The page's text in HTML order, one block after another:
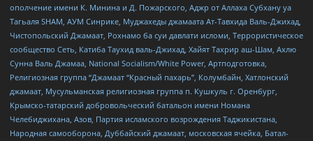
ополчение имени К. Минина и Д. Пожарского, Аджр от Аллаха Субхану уа
Тагьаля SHAM, АУМ Синрике, Муджахеды джамаата Ат-Тавхида Валь-Джихад,
Чистопольский Джамаат, Рохнамо ба суи давлати исломи, Террористическое
сообщество Сеть, Катиба Таухид валь-Джихад, Хайят Тахрир аш-Шам, Ахлю
Сунна Валь Джамаа, National Socialism/White Power, Артподготовка,
Религиозная группа “Джамаат “Красный пахарь”, Колумбайн, Хатлонский
джамаат, Мусульманская религиозная группа п. Кушкуль г. Оренбург,
Крымско-татарский добровольческий батальон имени Номана
Челебиджихана, Азов, Партия исламского возрождения Таджикистана,
Народная самооборона, Дуббайский джамаат, московская ячейка, Батал-